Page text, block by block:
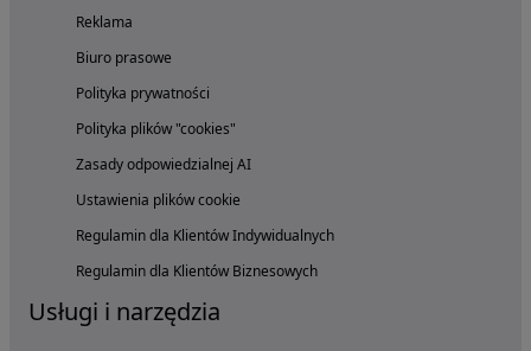
Reklama
Biuro prasowe
Polityka prywatności
Polityka plików "cookies"
Zasady odpowiedzialnej AI
Ustawienia plików cookie
Regulamin dla Klientów Indywidualnych
Regulamin dla Klientów Biznesowych
Usługi i narzędzia